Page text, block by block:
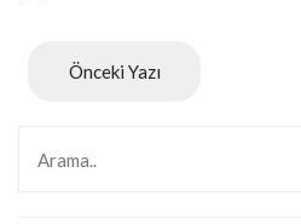
Önceki Yazı